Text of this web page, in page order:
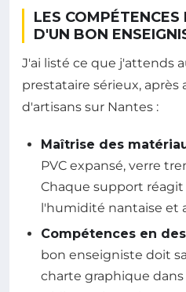
LES COMPÉTENCES
D'UN BON
J'ai listé ce que j'attends
prestataire sérieux, après
d'artisans sur Nantes :
Maîtrise des
PVC expansé, verre
Chaque support
l'humidité nantaise et
Compétences en
bon enseigniste doit
charte graphique